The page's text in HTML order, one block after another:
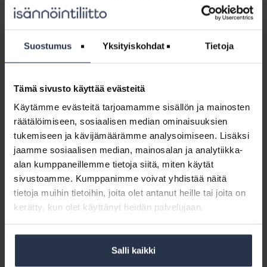
Suostumus Yksityiskohdat Tietoja
Tämä sivusto käyttää evästeitä
Käytämme evästeitä tarjoamamme sisällön ja mainosten
räätälöimiseen, sosiaalisen median ominaisuuksien
tukemiseen ja kävijämäärämme analysoimiseen. Lisäksi
jaamme sosiaalisen median, mainosalan ja analytiikka-
alan kumppaneillemme tietoja siitä, miten käytät
sivustoamme. Kumppanimme voivat yhdistää näitä
tietoja muihin tietoihin, joita olet antanut heille tai joita on
kerätty, kun olet käyttänyt heidän palvelujaan.
Salli kaikki
isännöitsijän tulee tietää vastuista sekä miten tilanteessa
kannattaa edetä käytännössä.
Webinaari:
Työturvallisuus
24.4.2026
asiakaskohtaamisissa 24.4.2026
WEBINAARIT JA VIDEOT
Tämä osio on rajattu Isännöintiliiton jäsenyritysten
henkilökunnalle. Kirjaudu sisään
Webinaari:
Paloturvallisuus
taloyhtiössä Webinaari: Paloturvallisuus taloyhtiössä
WEBINAARIT JA VIDEOT 3.2.2026
Tämä osio on rajattu Isännöintiliiton jäsenyritysten